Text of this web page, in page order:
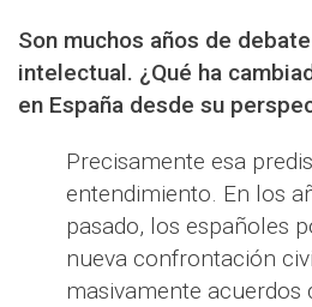
Son muchos años de
intelectual. ¿Qué ha
en España desde su
Precisamente esa
entendimiento. En los
pasado, los españoles
nueva confrontación
masivamente acuerdos